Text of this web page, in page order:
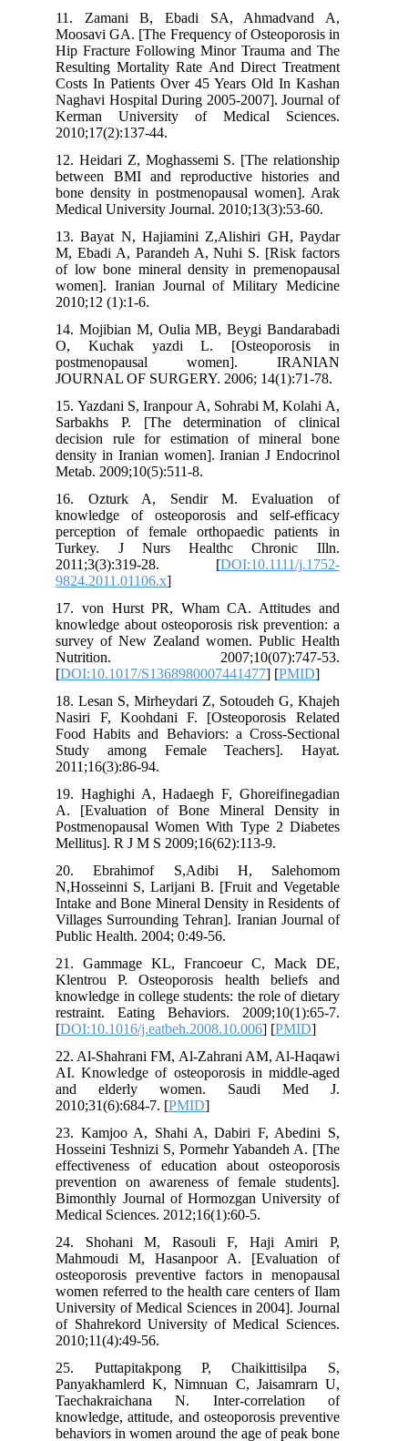
11. Zamani B, Ebadi SA, Ahmadvand A,
Moosavi GA. [The Frequency of Osteoporosis in
Hip Fracture Following Minor Trauma and The
Resulting Mortality Rate And Direct Treatment
Costs In Patients Over 45 Years Old In Kashan
Naghavi Hospital During 2005-2007]. Journal of
Kerman University of Medical Sciences.
2010;17(2):137-44.
12. Heidari Z, Moghassemi S. [The relationship
between BMI and reproductive histories and
bone density in postmenopausal women]. Arak
Medical University Journal. 2010;13(3):53-60.
13. Bayat N, Hajiamini Z,Alishiri GH, Paydar
M, Ebadi A, Parandeh A, Nuhi S. [Risk factors
of low bone mineral density in premenopausal
women]. Iranian Journal of Military Medicine
2010;12 (1):1-6.
14. Mojibian M, Oulia MB, Beygi Bandarabadi
O, Kuchak yazdi L. [Osteoporosis in
postmenopausal women]. IRANIAN
JOURNAL OF SURGERY. 2006; 14(1):71-78.
15. Yazdani S, Iranpour A, Sohrabi M, Kolahi A,
Sarbakhs P. [The determination of clinical
decision rule for estimation of mineral bone
density in Iranian women]. Iranian J Endocrinol
Metab. 2009;10(5):511-8.
16. Ozturk A, Sendir M. Evaluation of
knowledge of osteoporosis and self‐efficacy
perception of female orthopaedic patients in
Turkey. J Nurs Healthc Chronic Illn.
2011;3(3):319-28. [DOI:10.1111/j.1752-
9824.2011.01106.x
17. von Hurst PR, Wham CA. Attitudes and
knowledge about osteoporosis risk prevention: a
survey of New Zealand women. Public Health
Nutrition. 2007;10(07):747-53.
[DOI:10.1017/S1368980007441477] [PMID
18. Lesan S, Mirheydari Z, Sotoudeh G, Khajeh
Nasiri F, Koohdani F. [Osteoporosis Related
Food Habits and Behaviors: a Cross-Sectional
Study among Female Teachers]. Hayat.
2011;16(3):86-94.
19. Haghighi A, Hadaegh F, Ghoreifinegadian
A. [Evaluation of Bone Mineral Density in
Postmenopausal Women With Type 2 Diabetes
Mellitus]. R J M S 2009;16(62):113-9.
20. Ebrahimof S,Adibi H, Salehomom
N,Hosseinni S, Larijani B. [Fruit and Vegetable
Intake and Bone Mineral Density in Residents of
Villages Surrounding Tehran]. Iranian Journal of
Public Health. 2004; 0:49-56.
21. Gammage KL, Francoeur C, Mack DE,
Klentrou P. Osteoporosis health beliefs and
knowledge in college students: the role of dietary
restraint. Eating Behaviors. 2009;10(1):65-7.
[DOI:10.1016/j.eatbeh.2008.10.006] [PMID
22. Al-Shahrani FM, Al-Zahrani AM, Al-Haqawi
AI. Knowledge of osteoporosis in middle-aged
and elderly women. Saudi Med J.
2010;31(6):684-7. [PMID
23. Kamjoo A, Shahi A, Dabiri F, Abedini S,
Hosseini Teshnizi S, Pormehr Yabandeh A. [The
effectiveness of education about osteoporosis
prevention on awareness of female students].
Bimonthly Journal of Hormozgan University of
Medical Sciences. 2012;16(1):60-5.
24. Shohani M, Rasouli F, Haji Amiri P,
Mahmoudi M, Hasanpoor A. [Evaluation of
osteoporosis preventive factors in menopausal
women referred to the health care centers of Ilam
University of Medical Sciences in 2004]. Journal
of Shahrekord University of Medical Sciences.
2010;11(4):49-56.
25. Puttapitakpong P, Chaikittisilpa S,
Panyakhamlerd K, Nimnuan C, Jaisamrarn U,
Taechakraichana N. Inter-correlation of
knowledge, attitude, and osteoporosis preventive
behaviors in women around the age of peak bone